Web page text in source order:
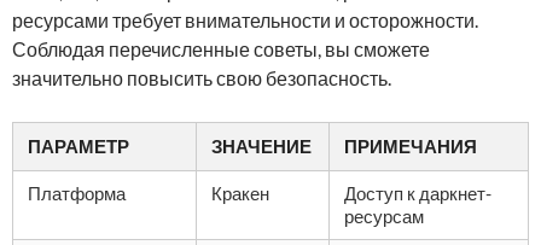
ресурсами требует внимательности и осторожности.
Соблюдая перечисленные советы, вы сможете
значительно повысить свою безопасность.
ПАРАМЕТР ЗНАЧЕНИЕ ПРИМЕЧАНИЯ
Платформа Кракен
Доступ к даркнет-
ресурсам